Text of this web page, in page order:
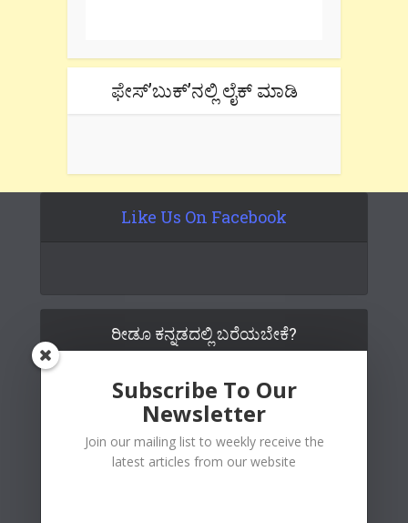
ಫೇಸ್’ಬುಕ್’ನಲ್ಲಿ ಲೈಕ್ ಮಾಡಿ
Like Us On Facebook
ರೀಡೂ ಕನ್ನಡದಲ್ಲಿ ಬರೆಯಬೇಕೆ?
Subscribe To Our
Newsletter
Join our mailing list to weekly receive the
latest articles from our website